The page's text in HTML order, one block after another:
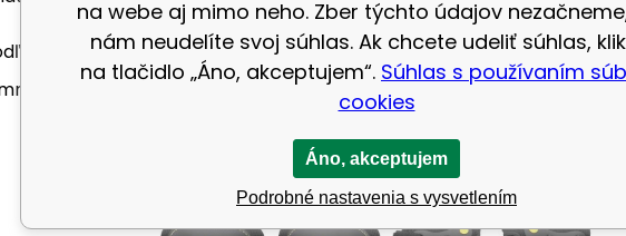
bežnej veľkosti oblečenia, ale vždy treba dať pozor, či nie sú
na webe aj mimo neho. Zber týchto údajov
nám neudelíte svoj súhlas. Ak chcete udeliť súhlas,
na tlačidlo „Áno, akceptujem“. Súhlas s používaním
cookies
Áno, akceptujem
Podrobné nastavenia s vysvetlením